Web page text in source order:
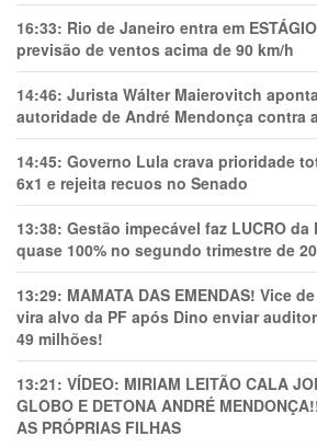
16:33: Rio de Janeiro entra em
previsão de ventos acima de 90 km/h
14:46: Jurista Wálter Maierovitch
autoridade de André Mendonça contra
14:45: Governo Lula crava prioridade
6x1 e rejeita recuos no Senado
13:38: Gestão impecável faz LUCRO
quase 100% no segundo trimestre de
13:29: MAMATA DAS EMENDAS! Vice
vira alvo da PF após Dino enviar
49 milhões!
13:21: VÍDEO: MIRIAM LEITÃO CALA
GLOBO E DETONA ANDRÉ
AS PRÓPRIAS FILHAS